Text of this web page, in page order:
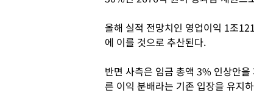
올해 실적 전망치인 영업이익 1조
에 이를 것으로 추산된다.
반면 사측은 임금 총액 3% 인상안
른 이익 분배라는 기존 입장을 유지